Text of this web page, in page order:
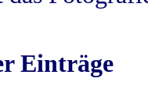
Einträge